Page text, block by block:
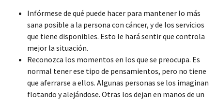
Infórmese de qué puede hacer para mantener lo más
sana posible a la persona con cáncer, y de los servicios
que tiene disponibles. Esto le hará sentir que controla
mejor la situación.
Reconozca los momentos en los que se preocupa. Es
normal tener ese tipo de pensamientos, pero no tiene
que aferrarse a ellos. Algunas personas se los imaginan
flotando y alejándose. Otras los dejan en manos de un